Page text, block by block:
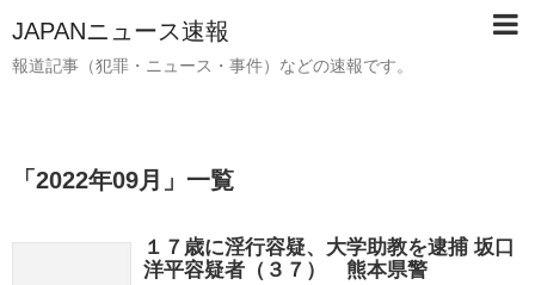
JAPANニュース速報
報道記事（犯罪・ニュース・事件）などの速報です。
「 2022年09月 」 一覧
１７歳に淫行容疑、大学助教を逮捕 坂口
洋平容疑者（３７） 熊本県警